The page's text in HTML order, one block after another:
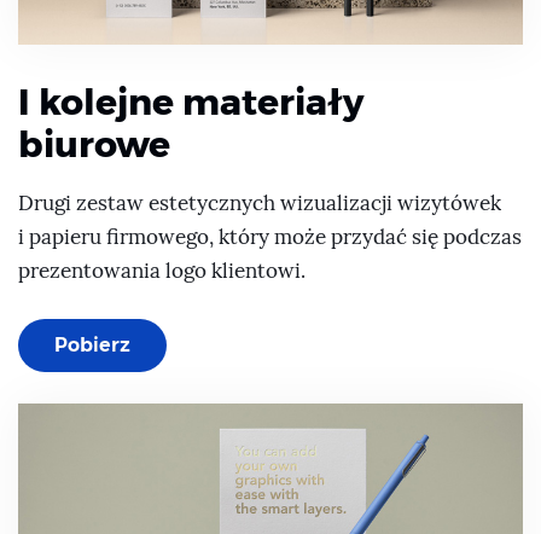
I kolejne materiały
biurowe
Drugi zestaw estetycznych wizualizacji wizytówek
i papieru firmowego, który może przydać się podczas
prezentowania logo klientowi.
Pobierz